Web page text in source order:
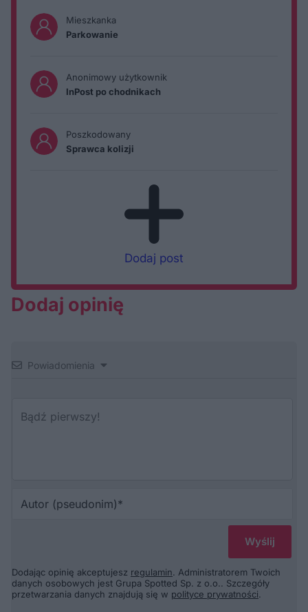
Mieszkanka
Parkowanie
Anonimowy użytkownik
InPost po chodnikach
Poszkodowany
Sprawca kolizji
Dodaj post
Dodaj opinię
Powiadomienia
Dodając opinię akceptujesz regulamin. Administratorem Twoich
danych osobowych jest Grupa Spotted Sp. z o.o.. Szczegóły
przetwarzania danych znajdują się w polityce prywatności.